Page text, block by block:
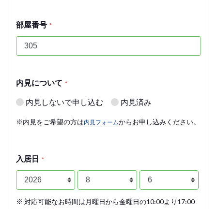
部屋番号 *
内見について *
内見しないで申し込む 内見済み
※内見をご希望の方は内見フォームからお申し込みください。
入居日 *
※ 対応可能なお時間は月曜日から金曜日の10:00より17:00